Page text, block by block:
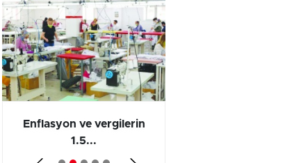
Enflasyon ve vergilerin
1.5...